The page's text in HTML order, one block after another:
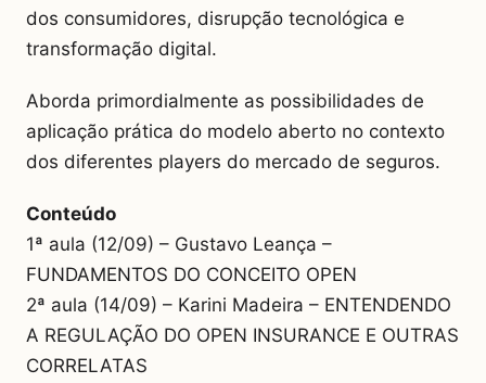
dos consumidores, disrupção tecnológica e
transformação digital.
Aborda primordialmente as possibilidades de
aplicação prática do modelo aberto no contexto
dos diferentes players do mercado de seguros.
Conteúdo
1ª aula (12/09) – Gustavo Leança –
FUNDAMENTOS DO CONCEITO OPEN
2ª aula (14/09) – Karini Madeira – ENTENDENDO
A REGULAÇÃO DO OPEN INSURANCE E OUTRAS
CORRELATAS